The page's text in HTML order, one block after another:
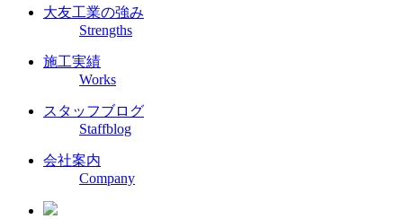
大友工業の強み
Strengths
施工実績
Works
スタッフブログ
Staffblog
会社案内
Company